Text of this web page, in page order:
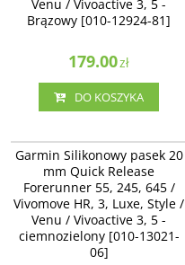
Venu / Vivoactive 3, 5 -
Brązowy [010-12924-81]
179.00zł
DO KOSZYKA
Garmin Silikonowy pasek 20 mm
Quick Release Forerunner 55, 245,
645 / Vivomove HR, 3, Luxe, Style /
Venu / Vivoactive 3 - ciemnozielony
[010-13021-06]
Garmin Silikonowy pasek 20
mm Quick Release
Forerunner 55, 245, 645 /
Vivomove HR, 3, Luxe, Style /
Venu / Vivoactive 3, 5 -
ciemnozielony [010-13021-
06]